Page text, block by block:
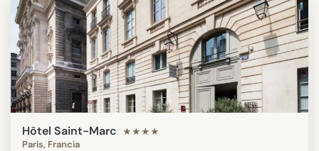
Hôtel Saint-Marc ★★★★
Paris, Francia